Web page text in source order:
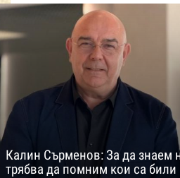
Калин Сърменов: За да знаем
трябва да помним кои са били